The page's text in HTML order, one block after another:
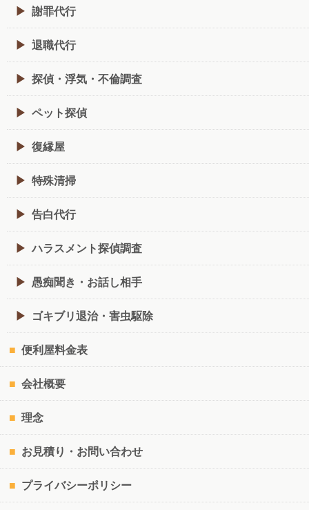
謝罪代行
退職代行
探偵・浮気・不倫調査
ペット探偵
復縁屋
特殊清掃
告白代行
ハラスメント探偵調査
愚痴聞き・お話し相手
ゴキブリ退治・害虫駆除
便利屋料金表
会社概要
理念
お見積り・お問い合わせ
プライバシーポリシー